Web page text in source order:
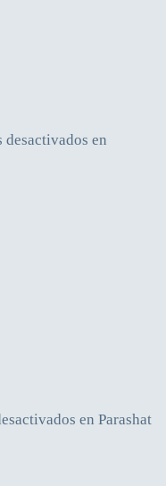
desactivados en
en Parashat